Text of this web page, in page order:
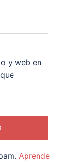
y web en
Aprende